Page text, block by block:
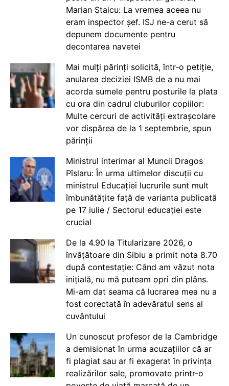
Marian Staicu: La vremea aceea nu
eram inspector șef. ISJ ne-a cerut să
depunem documente pentru
decontarea navetei
Mai mulți părinți solicită, într-o petiție,
anularea deciziei ISMB de a nu mai
acorda sumele pentru posturile la plata
cu ora din cadrul cluburilor copiilor:
Multe cercuri de activități extrașcolare
vor dispărea de la 1 septembrie, spun
părinții
Ministrul interimar al Muncii Dragos
Pîslaru: În urma ultimelor discuții cu
ministrul Educației lucrurile sunt mult
îmbunătățite față de varianta publicată
pe 17 iulie / Sectorul educației este
crucial
De la 4.90 la Titularizare 2026, o
învățătoare din Sibiu a primit nota 8.70
după contestație: Când am văzut nota
inițială, nu mă puteam opri din plâns.
Mi-am dat seama că lucrarea mea nu a
fost corectată în adevăratul sens al
cuvântului
Un cunoscut profesor de la Cambridge
a demisionat în urma acuzațiilor că ar
fi plagiat sau ar fi exagerat în privința
realizărilor sale, promovate printr-o